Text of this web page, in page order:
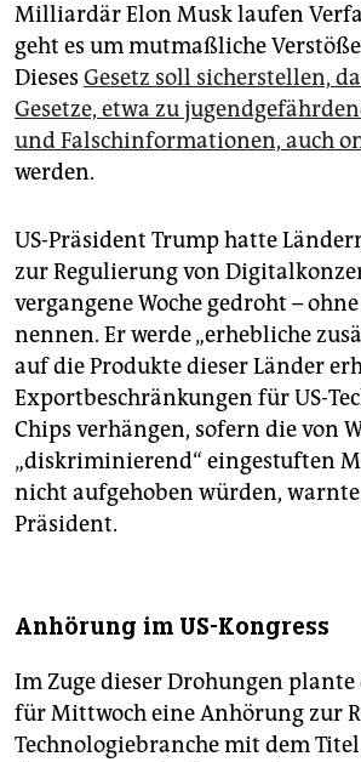
Milliardär Elon Musk laufen
geht es um mutmaßliche Verstöße
Dieses Gesetz soll sicherstellen,
Gesetze, etwa zu
und Falschinformationen, auch
werden.
US-Präsident Trump hatte
zur Regulierung von
vergangene Woche gedroht –
nennen. Er werde „erhebliche
auf die Produkte dieser Länder
Exportbeschränkungen für US-
Chips verhängen, sofern die von
„diskriminierend“ eingestuften
nicht aufgehoben würden, warnte
Präsident.
Anhörung im US-Kongress
Im Zuge dieser Drohungen plante
für Mittwoch eine Anhörung zur
Technologiebranche mit dem